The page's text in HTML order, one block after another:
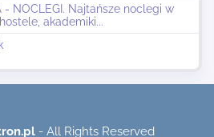
- NOCLEGI. Najtańsze noclegi w
akademiki...
- All Rights Reserved